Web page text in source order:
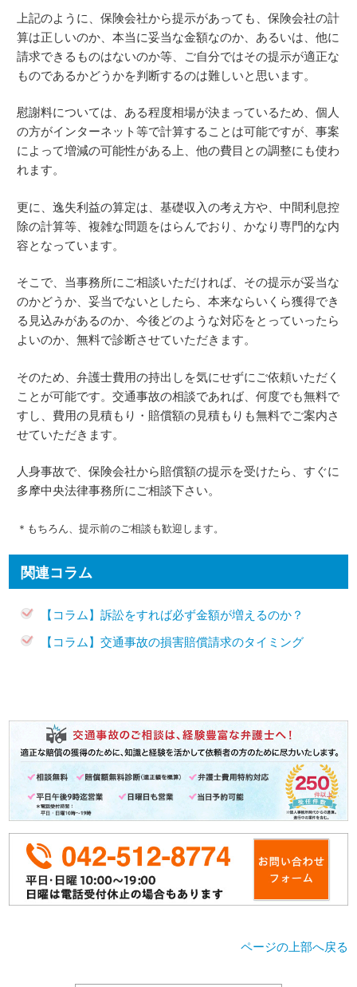
上記のように、保険会社から提示があっても、保険会社の計
算は正しいのか、本当に妥当な金額なのか、あるいは、他に
請求できるものはないのか等、ご自分ではその提示が適正な
ものであるかどうかを判断するのは難しいと思います。
慰謝料については、ある程度相場が決まっているため、個人
の方がインターネット等で計算することは可能ですが、事案
によって増減の可能性がある上、他の費目との調整にも使わ
れます。
更に、逸失利益の算定は、基礎収入の考え方や、中間利息控
除の計算等、複雑な問題をはらんでおり、かなり専門的な内
容となっています。
そこで、当事務所にご相談いただければ、その提示が妥当な
のかどうか、妥当でないとしたら、本来ならいくら獲得でき
る見込みがあるのか、今後どのような対応をとっていったら
よいのか、無料で診断させていただきます。
そのため、弁護士費用の持出しを気にせずにご依頼いただく
ことが可能です。交通事故の相談であれば、何度でも無料で
すし、費用の見積もり・賠償額の見積もりも無料でご案内さ
せていただきます。
人身事故で、保険会社から賠償額の提示を受けたら、すぐに
多摩中央法律事務所にご相談下さい。
＊もちろん、提示前のご相談も歓迎します。
関連コラム
【コラム】訴訟をすれば必ず金額が増えるのか？
【コラム】交通事故の損害賠償請求のタイミング
ページの上部へ戻る